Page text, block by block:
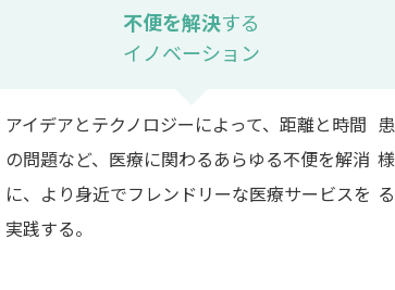
不便を解決する
イノベーション
アイデアとテクノロジーによって、距離と時間
の問題など、医療に関わるあらゆる不便を解消
に、より身近でフレンドリーな医療サービスを
実践する。